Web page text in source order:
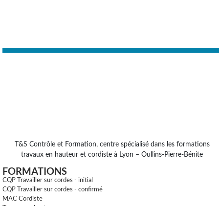
T&S Contrôle et Formation, centre spécialisé dans les formations
travaux en hauteur et cordiste à Lyon – Oullins-Pierre-Bénite
FORMATIONS
CQP Travailler sur cordes - initial
CQP Travailler sur cordes - confirmé
MAC Cordiste